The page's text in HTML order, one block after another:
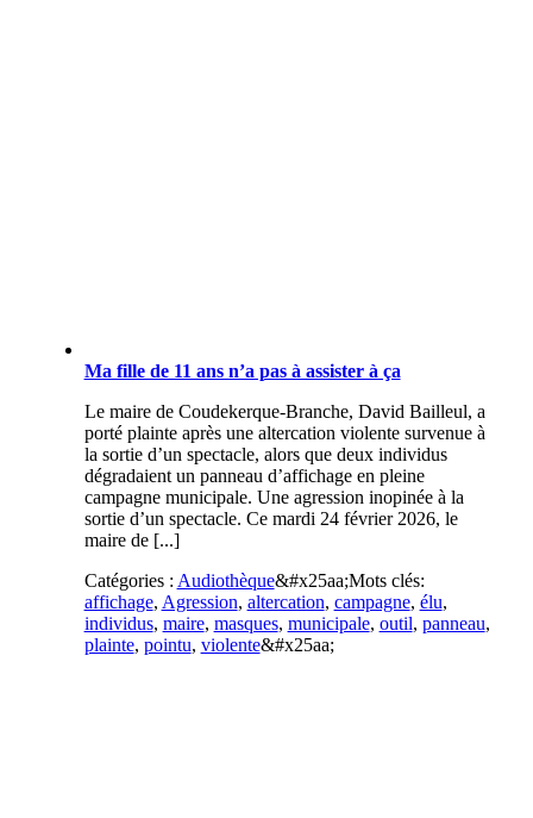
Ma fille de 11 ans n’a pas à assister à ça
Le maire de Coudekerque-Branche, David Bailleul, a
porté plainte après une altercation violente survenue à
la sortie d’un spectacle, alors que deux individus
dégradaient un panneau d’affichage en pleine
campagne municipale. Une agression inopinée à la
sortie d’un spectacle. Ce mardi 24 février 2026, le
maire de [...]
Catégories : Audiothèque&#x25aa;Mots clés:
affichage, Agression, altercation, campagne, élu,
individus, maire, masques, municipale, outil, panneau,
plainte, pointu, violente&#x25aa;